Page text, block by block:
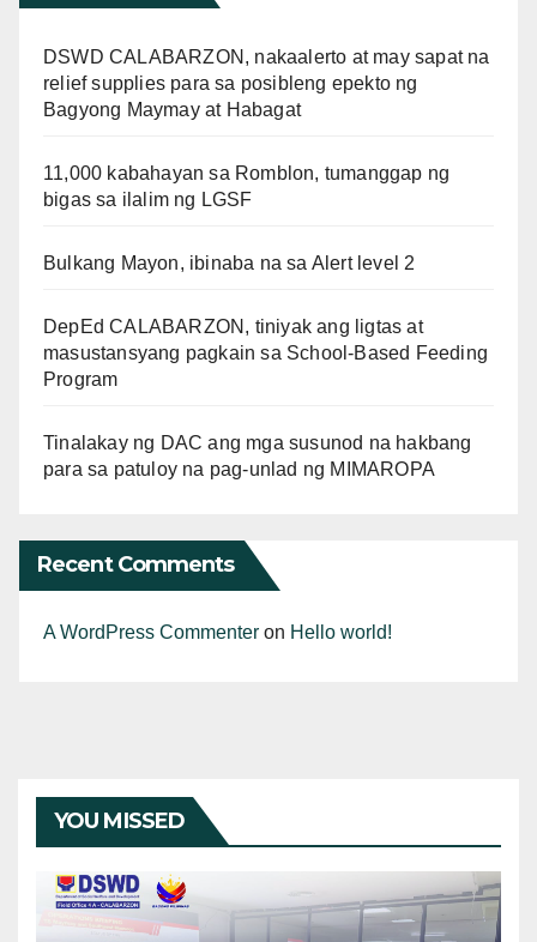
DSWD CALABARZON, nakaalerto at may sapat na
relief supplies para sa posibleng epekto ng
Bagyong Maymay at Habagat
11,000 kabahayan sa Romblon, tumanggap ng
bigas sa ilalim ng LGSF
Bulkang Mayon, ibinaba na sa Alert level 2
DepEd CALABARZON, tiniyak ang ligtas at
masustansyang pagkain sa School-Based Feeding
Program
Tinalakay ng DAC ang mga susunod na hakbang
para sa patuloy na pag-unlad ng MIMAROPA
Recent Comments
A WordPress Commenter on Hello world!
YOU MISSED